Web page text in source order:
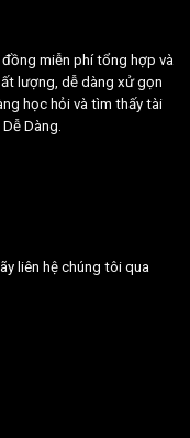
miễn phí tổng hợp và
lượng, dễ dàng xử gọn
học hỏi và tìm thấy tài
Dàng.
liên hệ chúng tôi qua